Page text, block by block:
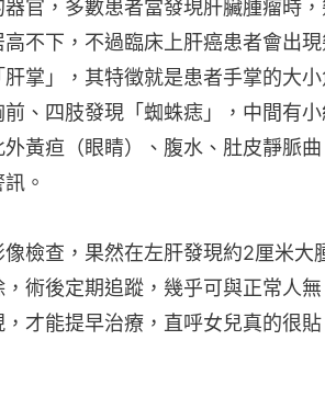
術後定期追蹤，幾乎可與正常人無
才能提早治療，直呼女兒真的很貼
病徵出現即就醫　防中招有類花生咪